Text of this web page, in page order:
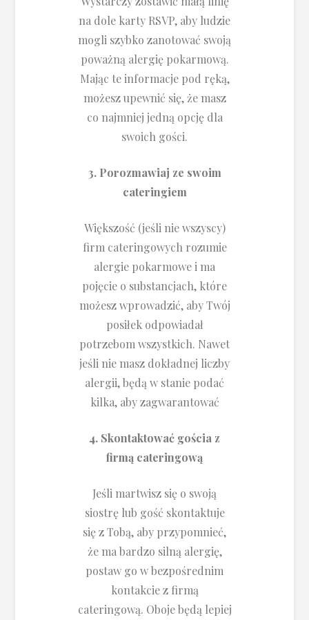
na dole karty RSVP, aby ludzie
mogli szybko zanotować swoją
poważną alergię pokarmową.
Mając te informacje pod ręką,
możesz upewnić się, że masz
co najmniej jedną opcję dla
swoich gości.
3. Porozmawiaj ze swoim
cateringiem
Większość (jeśli nie wszyscy)
firm cateringowych rozumie
alergie pokarmowe i ma
pojęcie o substancjach, które
możesz wprowadzić, aby Twój
posiłek odpowiadał
potrzebom wszystkich. Nawet
jeśli nie masz dokładnej liczby
alergii, będą w stanie podać
kilka, aby zagwarantować
4. Skontaktować gościa z
firmą cateringową
Jeśli martwisz się o swoją
siostrę lub gość skontaktuje
się z Tobą, aby przypomnieć,
że ma bardzo silną alergię,
postaw go w bezpośrednim
kontakcie z firmą
cateringową. Oboje będą lepiej